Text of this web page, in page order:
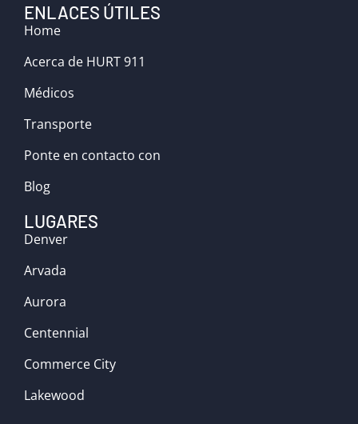
ENLACES ÚTILES
Home
Acerca de HURT 911
Médicos
Transporte
Ponte en contacto con
Blog
LUGARES
Denver
Arvada
Aurora
Centennial
Commerce City
Lakewood